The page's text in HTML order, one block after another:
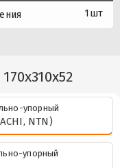
1шт
упорный
NTN)
упорный